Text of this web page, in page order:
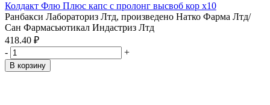
Колдакт Флю Плюс капс с пролонг высвоб кор x10
Ранбакси Лабораториз Лтд, произведено Натко Фарма Лтд/
Сан Фармасьютикал Индастриз Лтд
418.40 ₽
-
+
В корзину